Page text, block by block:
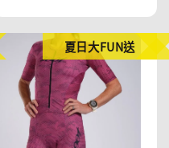
夏日大FUN送